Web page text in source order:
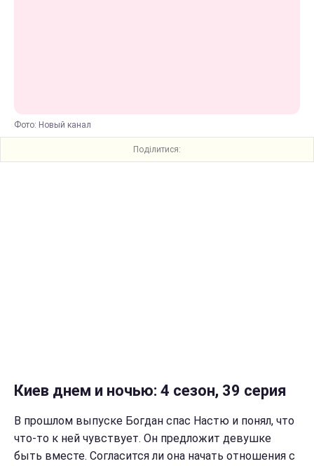
Фото: Новый канал
Поділитися:
Киев днем и ночью: 4 сезон, 39 серия
В прошлом выпуске Богдан спас Настю и понял, что
что-то к ней чувствует. Он предложит девушке
быть вместе. Согласится ли она начать отношения с